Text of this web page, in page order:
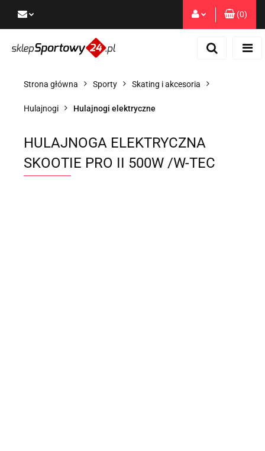
Dodaj zgłoszenie
(0)
Strona główna Sporty Skating i akcesoria
Hulajnogi Hulajnogi elektryczne
HULAJNOGA ELEKTRYCZNA
SKOOTIE PRO II 500W /W-TEC